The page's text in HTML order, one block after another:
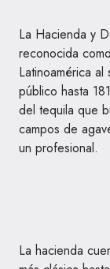
La Hacienda y
reconocida
Latinoamérica
público hasta
del tequila que
campos de
un profesional.
La hacienda